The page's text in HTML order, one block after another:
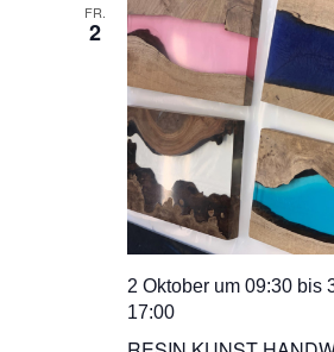
FR.
2
2 Oktober um 09:30 bis
17:00